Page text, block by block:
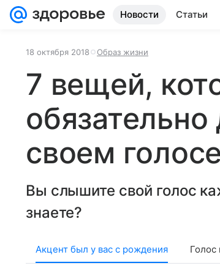
Новости Статьи
18 октября 2018 Образ жизни
7 вещей,
своем голосе
Вы слышите свой голос
знаете?
Акцент был у вас с рождения Голос